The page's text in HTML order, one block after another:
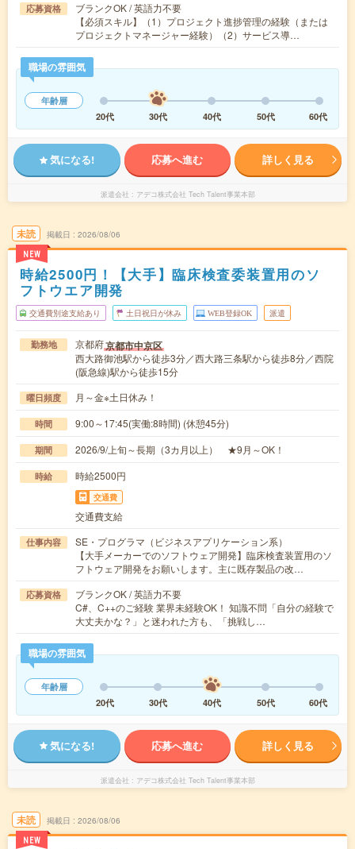
応募資格
ブランクOK / 英語力不要
【必須スキル】（1）プロジェクト進捗管理の経験（または
プロジェクトマネージャー経験）（2）サービス導…
職場の雰囲気
年齢層
20代
30代 40代 50代 60代
気になる! 応募へ進む 詳しく見る
派遣会社 アデコ株式会社 Tech Talent事業本部
未読
NEW
掲載日 2026/08/06
時給2500円！【大手】臨床検査委装置用のソ
フトウエア開発
交通費別途支給あり 土日祝日が休み WEB登録OK 派遣
勤務地 京都府京都市中京区
西大路御池駅から徒歩3分／西大路三条駅から徒歩8分／西院
(阪急線)駅から徒歩15分
曜日頻度 月～金※土日休み！
時間 9:00～17:45(実働:8時間) (休憩45分)
期間 2026/9/上旬～長期（3カ月以上） ★9月～OK！
時給 時給2500円
交通費
交通費支給
仕事内容
SE・プログラマ（ビジネスアプリケーション系）
【大手メーカーでのソフトウェア開発】臨床検査装置用のソ
フトウェア開発をお願いします。主に既存製品の改…
応募資格
ブランクOK / 英語力不要
C#、C++のご経験 業界未経験OK！ 知識不問「自分の経験で
大丈夫かな？」と迷われた方も、「挑戦し…
職場の雰囲気
年齢層
20代
30代 40代 50代 60代
気になる! 応募へ進む 詳しく見る
派遣会社 アデコ株式会社 Tech Talent事業本部
未読
NEW
掲載日 2026/08/06